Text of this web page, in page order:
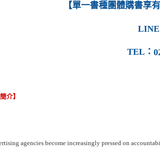
【單一書種團體購書享
LINE
TEL：
介】
agencies become increasingly pressed on